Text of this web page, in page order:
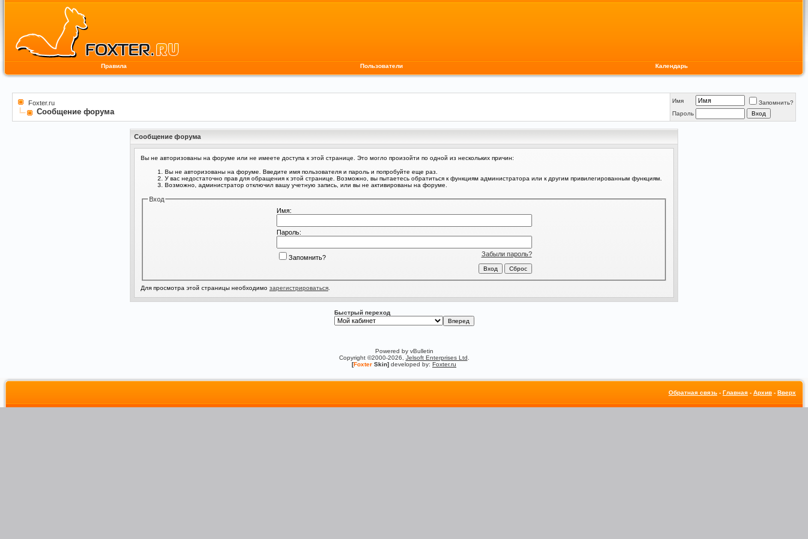
Правила Пользователи Календарь
Foxter.ru
Сообщение форума
Имя
Запомнить?
Пароль
Сообщение форума
Вы не авторизованы на форуме или не имеете доступа к этой странице. Это могло произойти по одной из нескольких причин:
Вы не авторизованы на форуме. Введите имя пользователя и пароль и попробуйте еще раз.
У вас недостаточно прав для обращения к этой странице. Возможно, вы пытаетесь обратиться к функциям администратора или к другим привилегированным функциям.
Возможно, администратор отключил вашу учетную запись, или вы не активированы на форуме.
Вход
Имя:
Пароль:
Забыли пароль?
Запомнить?
Для просмотра этой страницы необходимо зарегистрироваться
Быстрый переход
Powered by vBulletin
Copyright ©2000-2026, Jelsoft Enterprises Ltd
[Foxter Skin] developed by: Foxter.ru
Обратная связь - Главная - Архив - Вверх